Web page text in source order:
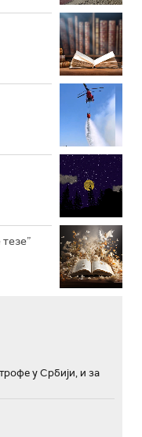
ЏЕЗЕР
у Србији, и за